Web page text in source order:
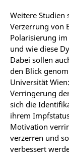
Weitere Studien
Verzerrung von
Polarisierung
und wie diese
Dabei sollen
den Blick
Universität
Verringerung
sich die
ihrem
Motivation
verzerren und
verbessert